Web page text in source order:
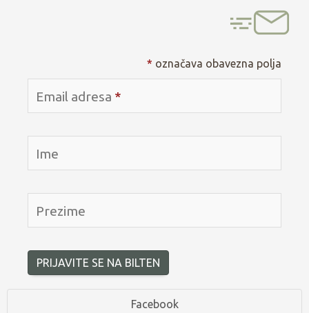
* označava obavezna polja
Email adresa *
Ime
Prezime
PRIJAVITE SE NA BILTEN
Facebook